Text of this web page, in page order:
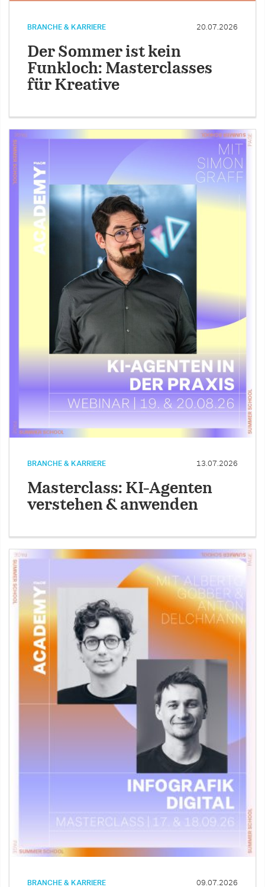
BRANCHE & KARRIERE 20.07.2026
Der Sommer ist kein
Funkloch: Masterclasses
für Kreative
BRANCHE & KARRIERE 13.07.2026
Masterclass: KI-Agenten
verstehen & anwenden
BRANCHE & KARRIERE 09.07.2026